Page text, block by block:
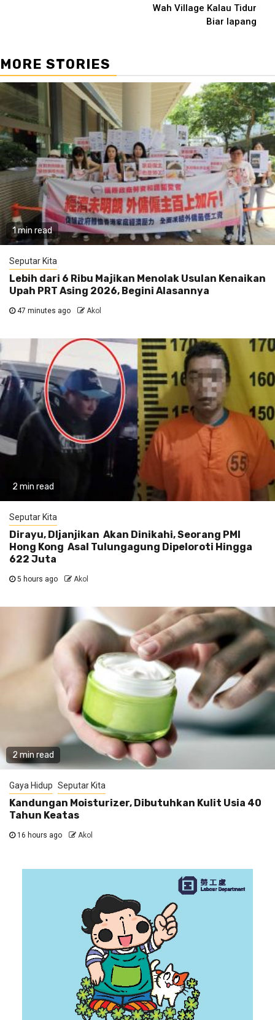
Wah Village Kalau Tidur
Biar lapang
MORE STORIES
1 min read
Seputar Kita
Lebih dari 6 Ribu Majikan Menolak Usulan Kenaikan
Upah PRT Asing 2026, Begini Alasannya
47 minutes ago Akol
2 min read
Seputar Kita
Dirayu, DIjanjikan Akan Dinikahi, Seorang PMI
Hong Kong Asal Tulungagung Dipeloroti Hingga
622 Juta
5 hours ago Akol
2 min read
Gaya Hidup Seputar Kita
Kandungan Moisturizer, Dibutuhkan Kulit Usia 40
Tahun Keatas
16 hours ago Akol